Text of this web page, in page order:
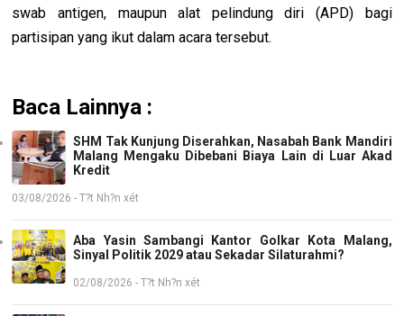
swab antigen, maupun alat pelindung diri (APD) bagi
partisipan yang ikut dalam acara tersebut.
Baca Lainnya :
SHM Tak Kunjung Diserahkan, Nasabah Bank Mandiri
Malang Mengaku Dibebani Biaya Lain di Luar Akad
Kredit
03/08/2026 - T?t Nh?n xét
Aba Yasin Sambangi Kantor Golkar Kota Malang,
Sinyal Politik 2029 atau Sekadar Silaturahmi?
02/08/2026 - T?t Nh?n xét